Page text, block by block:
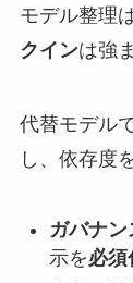
モデル整理
クインは強
代替モデル
し、依存度
ガバナン
示を必須